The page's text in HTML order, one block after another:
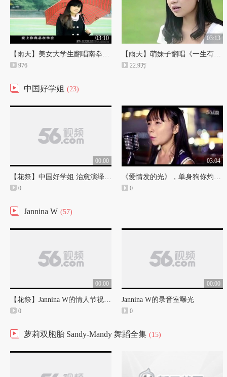
03:10
【雨天】美女大学生翻唱南拳妈妈《下雨天》
976
03:13
【雨天】萌妹子翻唱《一生有你》MV，清新治愈(1)
22.9万
中国好学姐 (23)
00:00
【花祭】中国好学姐 治愈演绎《黑色毛衣》，另类甜忧桑(1)
0
03:04
《爱情发的光》，单身狗你灼伤了吗_高清
0
Jannina W (57)
00:00
【花祭】Jannina W的情人节祝福！
0
00:00
Jannina W的录音室曝光
0
萝莉双胞胎 Sandy-Mandy 舞蹈全集 (15)